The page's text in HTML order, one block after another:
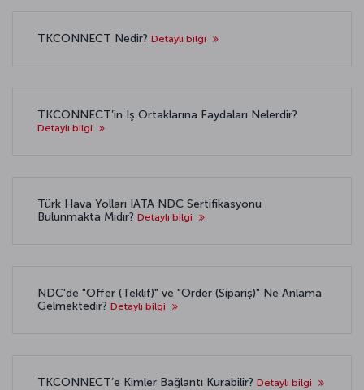
TKCONNECT Nedir? Detaylı bilgi
TKCONNECT’in İş Ortaklarına Faydaları Nelerdir?
Detaylı bilgi
Türk Hava Yolları IATA NDC Sertifikasyonu
Bulunmakta Mıdır? Detaylı bilgi
NDC'de "Offer (Teklif)" ve "Order (Sipariş)" Ne Anlama
Gelmektedir? Detaylı bilgi
TKCONNECT’e Kimler Bağlantı Kurabilir? Detaylı bilgi